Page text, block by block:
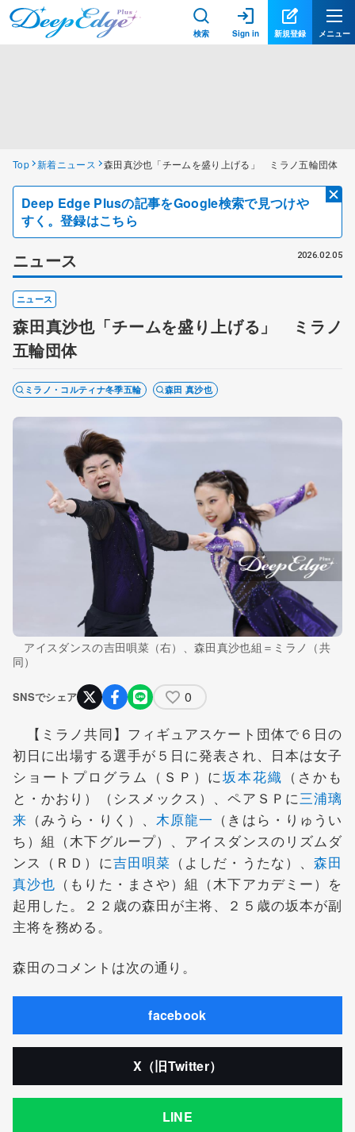
検索 Sign in 新規登録 メニュー
Top 新着ニュース 森田真沙也「チームを盛り上げる」 ミラノ五輪団体
Deep Edge Plusの記事をGoogle検索で見つけや
すく。登録はこちら
ニュース 2026.02.05
ニュース
森田真沙也「チームを盛り上げる」 ミラノ
五輪団体
ミラノ・コルティナ冬季五輪 森田 真沙也
アイスダンスの吉田唄菜（右）、森田真沙也組＝ミラノ（共
同）
SNSでシェア 0
【ミラノ共同】フィギュアスケート団体で６日の
初日に出場する選手が５日に発表され、日本は女子
ショートプログラム（ＳＰ）に坂本花織 （さかも
と・かおり）（シスメックス）、ペアＳＰに三浦璃
来 （みうら・りく）、 木原龍一 （きはら・りゅうい
ち）組（木下グループ）、アイスダンスのリズムダ
ンス（ＲＤ）に吉田唄菜 （よしだ・うたな）、森田
真沙也 （もりた・まさや）組（木下アカデミー）を
起用した。２２歳の森田が主将、２５歳の坂本が副
主将を務める。
森田のコメントは次の通り。
facebook
X（旧Twitter）
LINE